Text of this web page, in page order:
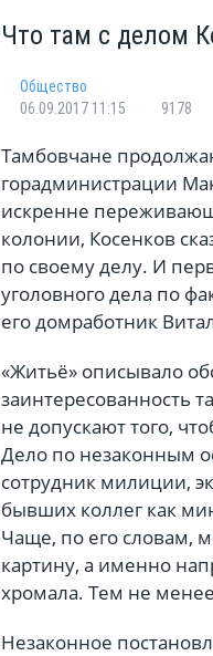
Что там с делом
Общество
06.09.2017 11:15
9178
Тамбовчане
горадминистрации
искренне
колонии, Косенков
по своему делу. И
уголовного дела по
его домработник
«Житьё» описывало
заинтересованность
не допускают того,
Дело по незаконным
сотрудник милиции,
бывших коллег как
Чаще, по его словам,
картину, а именно
хромала. Тем не
Незаконное